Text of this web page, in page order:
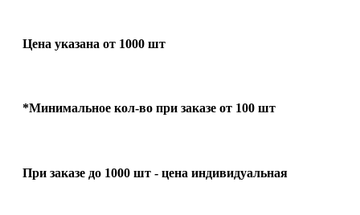
Цена указана от 1000 шт
*Минимальное кол-во при заказе от 100 шт
При заказе до 1000 шт - цена индивидуальная